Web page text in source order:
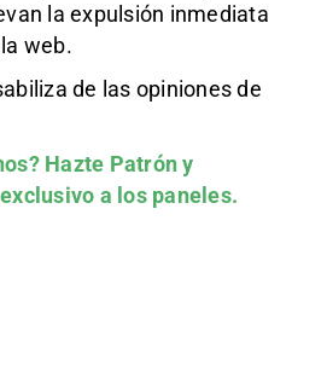
la expulsión inmediata
web.
de las opiniones de
Hazte Patróny
a los paneles.